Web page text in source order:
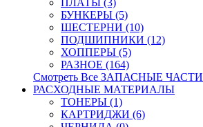
ПЛАТЫ (3)
БУНКЕРЫ (5)
ШЕСТЕРНИ (10)
ПОДШИПНИКИ (12)
ХОППЕРЫ (5)
РАЗНОЕ (164)
Смотреть Все ЗАПАСНЫЕ ЧАСТИ
РАСХОДНЫЕ МАТЕРИАЛЫ
ТОНЕРЫ (1)
КАРТРИДЖИ (6)